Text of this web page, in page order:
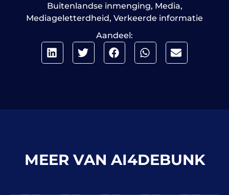
Buitenlandse inmenging, Media,
Mediageletterdheid, Verkeerde informatie
Aandeel:
MEER VAN AI4DEBUNK